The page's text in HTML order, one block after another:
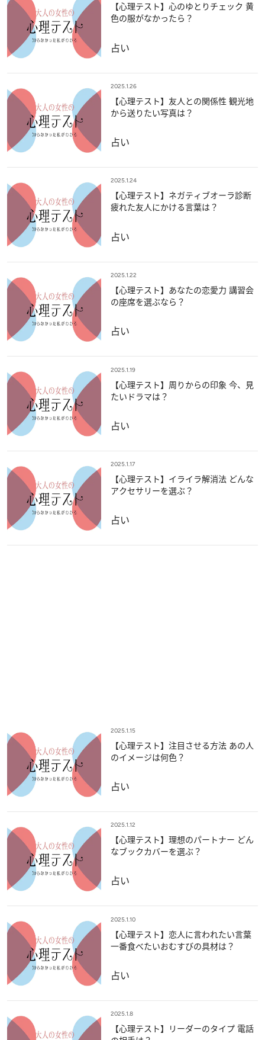
【心理テスト】心のゆとりチェック 黄
色の服がなかったら？
占い
2025.1.26
【心理テスト】友人との関係性 観光地
から送りたい写真は？
占い
2025.1.24
【心理テスト】ネガティブオーラ診断
疲れた友人にかける言葉は？
占い
2025.1.22
【心理テスト】あなたの恋愛力 講習会
の座席を選ぶなら？
占い
2025.1.19
【心理テスト】周りからの印象 今、見
たいドラマは？
占い
2025.1.17
【心理テスト】イライラ解消法 どんな
アクセサリーを選ぶ？
占い
2025.1.15
【心理テスト】注目させる方法 あの人
のイメージは何色？
占い
2025.1.12
【心理テスト】理想のパートナー どん
なブックカバーを選ぶ？
占い
2025.1.10
【心理テスト】恋人に言われたい言葉
一番食べたいおむすびの具材は？
占い
2025.1.8
【心理テスト】リーダーのタイプ 電話